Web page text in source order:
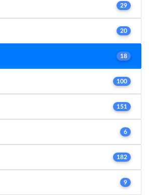
29
20
18
100
151
6
182
9